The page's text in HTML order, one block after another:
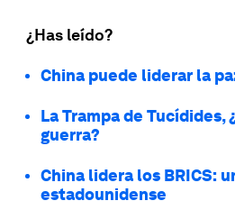
¿Has leído?
China puede liderar la
La Trampa de Tucídides,
guerra?
China lidera los BRICS:
estadounidense